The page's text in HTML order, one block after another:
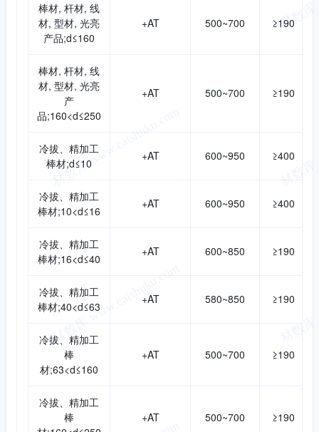
棒材, 杆材, 线
材, 型材, 光亮
产品;d≤160
+AT 500~700 ≥190
棒材, 杆材, 线
材, 型材, 光亮
产
品;160<d≤250
+AT 500~700 ≥190
冷拔、精加工
棒材;d≤10
+AT 600~950 ≥400
冷拔、精加工
棒材;10<d≤16
+AT 600~950 ≥400
冷拔、精加工
棒材;16<d≤40
+AT 600~850 ≥190
冷拔、精加工
棒材;40<d≤63
+AT 580~850 ≥190
冷拔、精加工
棒
材;63<d≤160
+AT 500~700 ≥190
冷拔、精加工
棒
+AT 500~700 ≥190